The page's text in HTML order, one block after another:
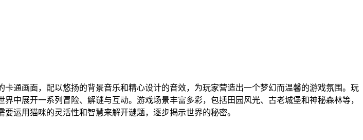
通画面，配以悠扬的背景音乐和精心设计的音效，为玩家营造出一个梦幻而温馨的游戏氛围。玩
中展开一系列冒险、解谜与互动。游戏场景丰富多彩，包括田园风光、古老城堡和神秘森林等，
运用猫咪的灵活性和智慧来解开谜题，逐步揭示世界的秘密。